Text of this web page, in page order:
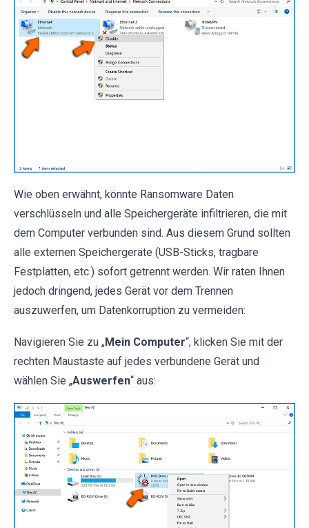
Wie oben erwähnt, könnte Ransomware Daten
verschlüsseln und alle Speichergeräte infiltrieren, die mit
dem Computer verbunden sind. Aus diesem Grund sollten
alle externen Speichergeräte (USB-Sticks, tragbare
Festplatten, etc.) sofort getrennt werden. Wir raten Ihnen
jedoch dringend, jedes Gerät vor dem Trennen
auszuwerfen, um Datenkorruption zu vermeiden:
Navigieren Sie zu „Mein Computer“, klicken Sie mit der
rechten Maustaste auf jedes verbundene Gerät und
wählen Sie „Auswerfen“ aus: